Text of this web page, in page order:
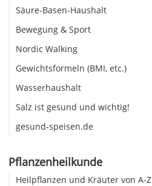
Säure-Basen-Haushalt
Bewegung & Sport
Nordic Walking
Gewichtsformeln (BMI, etc.)
Wasserhaushalt
Salz ist gesund und wichtig!
gesund-speisen.de
Pflanzenheilkunde
Heilpflanzen und Kräuter von A-Z